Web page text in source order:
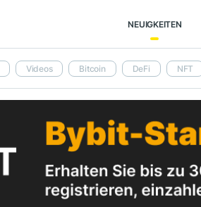
NEUIGKEITEN
Videos Bitcoin DeFi NFT